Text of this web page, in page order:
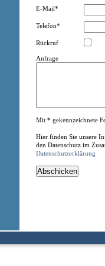
E-Mail*
Telefon*
Rückruf
Anfrage
Mit * gekennzeichnete
Hier finden Sie unsere
den Datenschutz im
Datenschutzerklärung